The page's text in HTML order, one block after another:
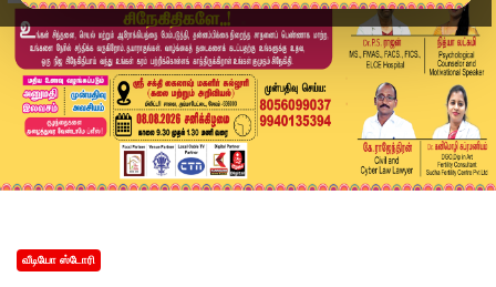
வீடியோ ஸ்டோரி